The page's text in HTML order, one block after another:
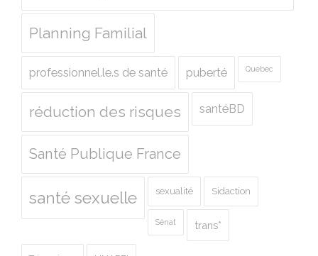
Planning Familial
professionnel.le.s de santé puberté Quebec
réduction des risques santéBD
Santé Publique France
santé sexuelle sexualité Sidaction
Sénat trans*